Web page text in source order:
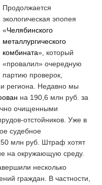
Продолжается
экологическая эпопея
«Челябинского
металлургического
комбината», который
«провалил» очередную
партию проверок,
региона. Недавно мы
на 190,6 млн руб. за
очищенными
отстойников. Уже в
судебное
млн руб. Штраф хотят
на окружающую среду.
несколько
граждан. В частности,